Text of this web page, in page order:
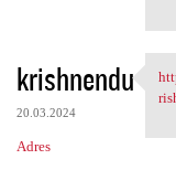
krishnendu
20.03.2024
Adres